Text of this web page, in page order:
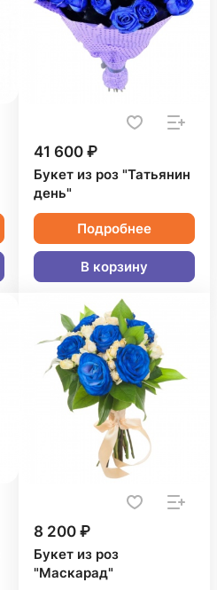
41 600 ₽
Букет из роз "Татьянин
день"
Подробнее
В корзину
8 200 ₽
Букет из роз
"Маскарад"